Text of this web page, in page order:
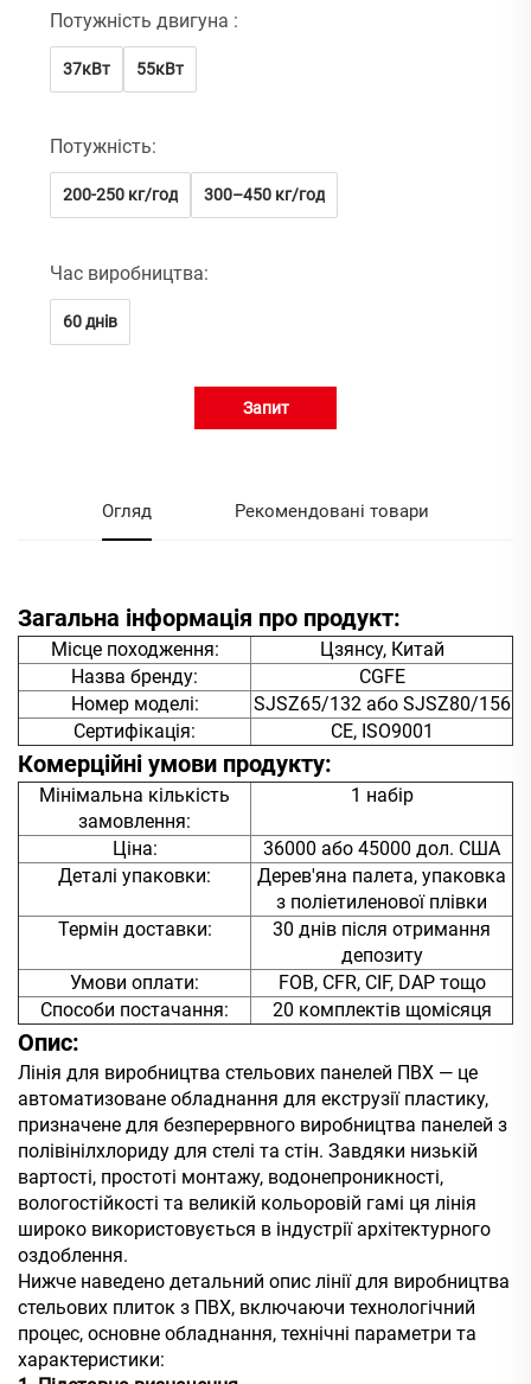
Потужність двигуна :
37кВт 55кВт
Потужність:
200-250 кг/год 300–450 кг/год
Час виробництва:
60 днів
Запит
Огляд Рекомендовані товари
Загальна інформація про продукт:
Місце походження:
Цзянсу, Китай
Назва бренду:
CGFE
Номер моделі:
SJSZ65/132 або SJSZ80/156
Сертифікація:
CE, ISO9001
Комерційні умови продукту:
Мінімальна кількість
замовлення:
1 набір
Ціна:
36000 або 45000 дол. США
Деталі упаковки:
Дерев'яна палета, упаковка
з поліетиленової плівки
Термін доставки:
30 днів після отримання
депозиту
Умови оплати:
FOB, CFR, CIF, DAP тощо
Способи постачання:
20 комплектів щомісяця
Опис:
Лінія для виробництва стельових панелей ПВХ — це
автоматизоване обладнання для екструзії пластику,
призначене для безперервного виробництва панелей з
полівінілхлориду для стелі та стін. Завдяки низькій
вартості, простоті монтажу, водонепроникності,
вологостійкості та великій кольоровій гамі ця лінія
широко використовується в індустрії архітектурного
оздоблення.
Нижче наведено детальний опис лінії для виробництва
стельових плиток з ПВХ, включаючи технологічний
процес, основне обладнання, технічні параметри та
характеристики: